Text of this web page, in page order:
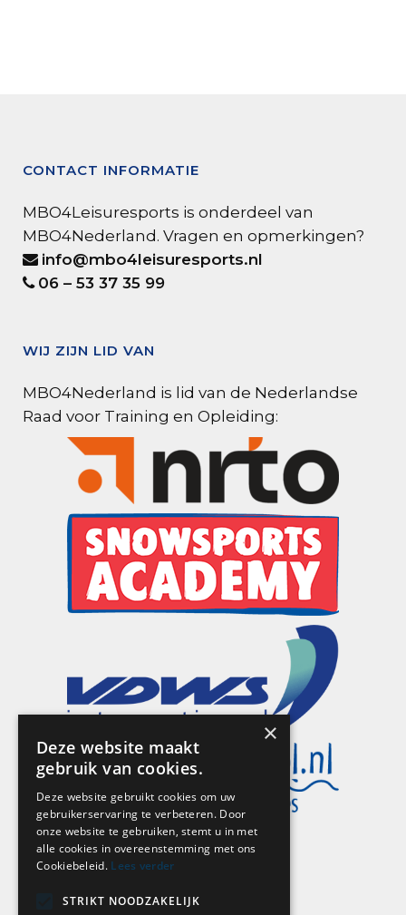
CONTACT INFORMATIE
MBO4Leisuresports is onderdeel van
MBO4Nederland. Vragen en opmerkingen?
info@mbo4leisuresports.nl
06 – 53 37 35 99
WIJ ZIJN LID VAN
MBO4Nederland is lid van de Nederlandse
Raad voor Training en Opleiding:
HANDIGE LINKS
×
Deze website maakt
gebruik van cookies.
Deze website gebruikt cookies om uw
gebruikerservaring te verbeteren. Door
onze website te gebruiken, stemt u in met
alle cookies in overeenstemming met ons
Cookiebeleid. Lees verder
STRIKT NOODZAKELIJK